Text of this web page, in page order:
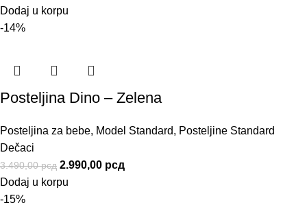
Dodaj u korpu
-14%
Posteljina Dino – Zelena
Posteljina za bebe, Model Standard, Posteljine Standard
Dečaci
3.490,00рсд 2.990,00 рсд
Dodaj u korpu
-15%